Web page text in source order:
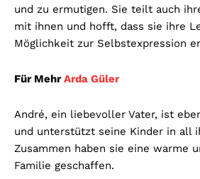
und zu ermutigen. Sie teilt auch
mit ihnen und hofft, dass sie ihre
Möglichkeit zur Selbstexpression
Für MehrArda Güler
André, ein liebevoller Vater, ist
und unterstützt seine Kinder in all
Zusammen haben sie eine warme
Familie geschaffen.